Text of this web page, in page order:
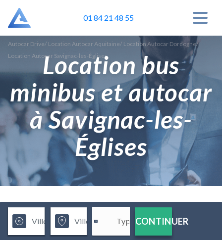
01 84 21 48 55
Autocar Drive/ Location Autocar Aquitaine/ Location Autocar Dordogne/
Location Autocar Savignac-les-Églises
Location bus
minibus et autocar
à Savignac-les-
Églises
CONTINUER